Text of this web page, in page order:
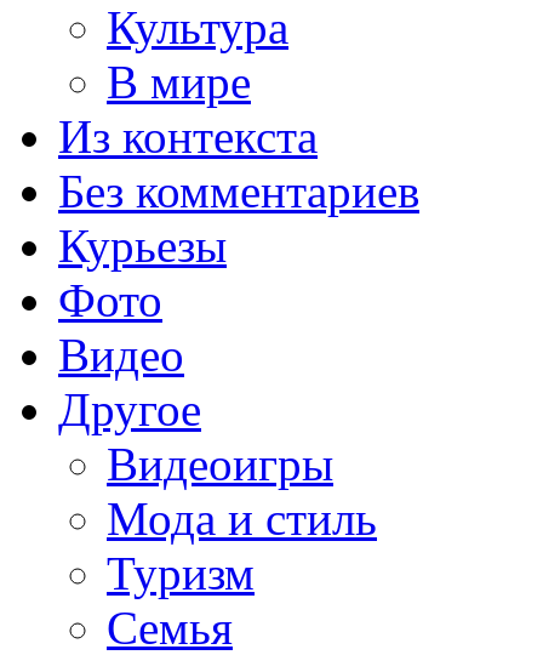
Культура
В мире
Из контекста
Без комментариев
Курьезы
Фото
Видео
Другое
Видеоигры
Мода и стиль
Туризм
Семья